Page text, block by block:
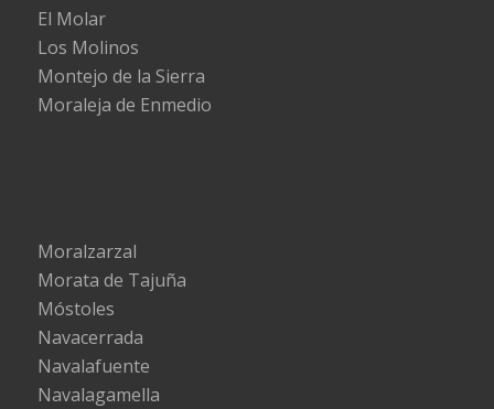
El Molar
Los Molinos
Montejo de la Sierra
Moraleja de Enmedio
Moralzarzal
Morata de Tajuña
Móstoles
Navacerrada
Navalafuente
Navalagamella